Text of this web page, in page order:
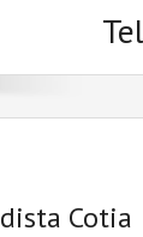
Cotia